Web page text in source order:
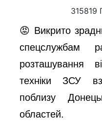
315819
😡 Викрито
спецслужбам
розташування
техніки ЗСУ
поблизу
областей.